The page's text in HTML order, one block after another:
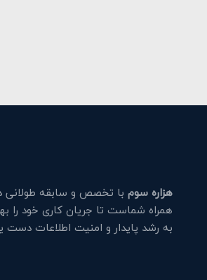
هزاره سومبا تخصص و سابقه طولانی
همراه شماست تا جریان کاری خود را
به رشد پایدار و امنیت اطلاعات